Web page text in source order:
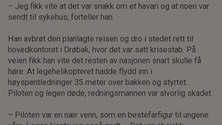
– Jeg fikk vite at det var snakk om et havari og at noen var
sendt til sykehus, forteller han.
Han avbrøt den planlagte reisen og dro i stedet rett til
hovedkontoret i Drøbak, hvor det var satt krisestab. På
veien fikk han vite det resten av nasjonen snart skulle få
høre: At legehelikopteret hadde flydd inn i
høyspentledninger 35 meter over bakken og styrtet.
Piloten og legen døde, redningsmannen var alvorlig skadet.
– Piloten var en nær venn, som en bestefarfigur til ungene